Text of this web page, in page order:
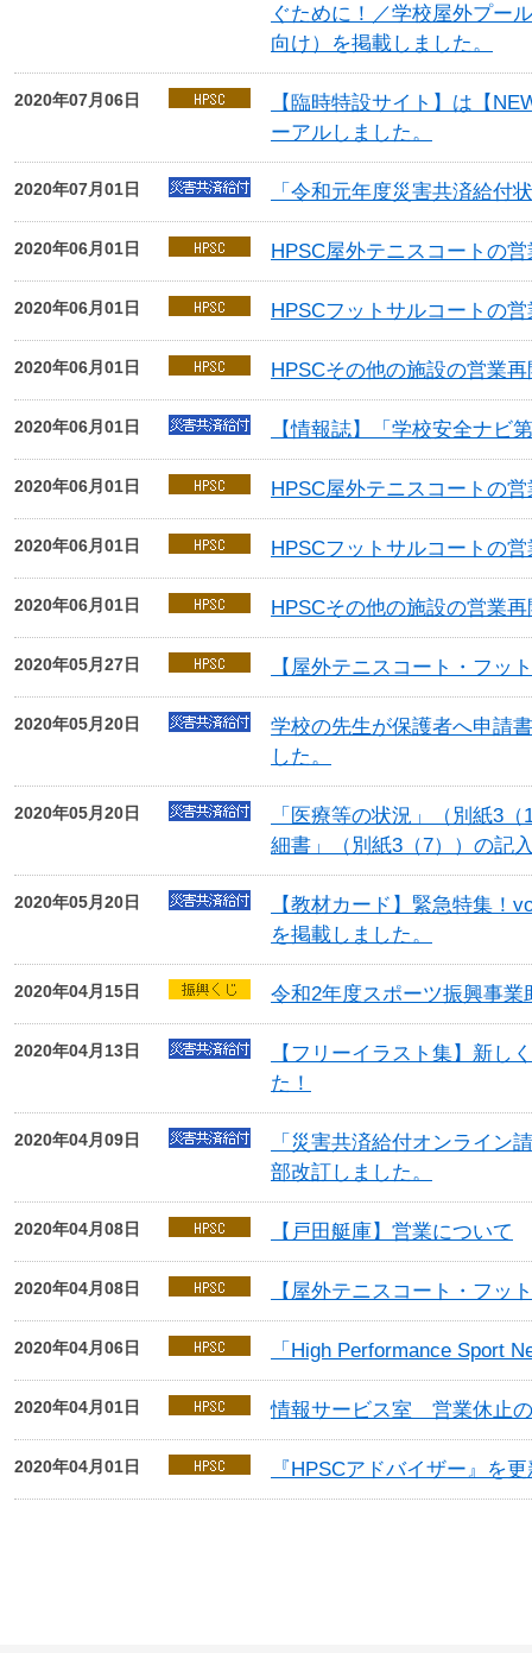
ぐために！／学校屋外プー
向け）を掲載しました。
2020年07月06日
【臨時特設サイト】は【
ーアルしました。
2020年07月01日 「令和元年度災害共済給付
2020年06月01日 HPSC屋外テニスコートの
2020年06月01日 HPSCフットサルコートの
2020年06月01日 HPSCその他の施設の営業
2020年06月01日 【情報誌】「学校安全ナビ
2020年06月01日 HPSC屋外テニスコートの
2020年06月01日 HPSCフットサルコートの
2020年06月01日 HPSCその他の施設の営業
2020年05月27日 【屋外テニスコート・フッ
2020年05月20日
学校の先生が保護者へ申請
した。
2020年05月20日
「医療等の状況」（別紙3
細書」（別紙3（7））の記
2020年05月20日
【教材カード】緊急特集
を掲載しました。
2020年04月15日 令和2年度スポーツ振興事
2020年04月13日
【フリーイラスト集】新し
た！
2020年04月09日
「災害共済給付オンライン
部改訂しました。
2020年04月08日 【戸田艇庫】営業について
2020年04月08日 【屋外テニスコート・フッ
2020年04月06日 「High Performance Sport
2020年04月01日 情報サービス室 営業休止
2020年04月01日 『HPSCアドバイザー』を